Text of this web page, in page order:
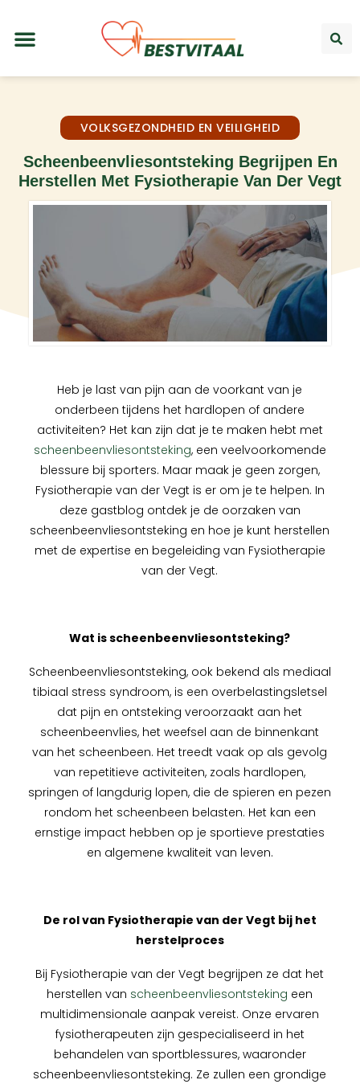
VOLKSGEZONDHEID EN VEILIGHEID
Scheenbeenvliesontsteking Begrijpen En
Herstellen Met Fysiotherapie Van Der Vegt
Heb je last van pijn aan de voorkant van je
onderbeen tijdens het hardlopen of andere
activiteiten? Het kan zijn dat je te maken hebt met
scheenbeenvliesontsteking, een veelvoorkomende
blessure bij sporters. Maar maak je geen zorgen,
Fysiotherapie van der Vegt is er om je te helpen. In
deze gastblog ontdek je de oorzaken van
scheenbeenvliesontsteking en hoe je kunt herstellen
met de expertise en begeleiding van Fysiotherapie
van der Vegt.
Wat is scheenbeenvliesontsteking?
Scheenbeenvliesontsteking, ook bekend als mediaal
tibiaal stress syndroom, is een overbelastingsletsel
dat pijn en ontsteking veroorzaakt aan het
scheenbeenvlies, het weefsel aan de binnenkant
van het scheenbeen. Het treedt vaak op als gevolg
van repetitieve activiteiten, zoals hardlopen,
springen of langdurig lopen, die de spieren en pezen
rondom het scheenbeen belasten. Het kan een
ernstige impact hebben op je sportieve prestaties
en algemene kwaliteit van leven.
De rol van Fysiotherapie van der Vegt bij het
herstelproces
Bij Fysiotherapie van der Vegt begrijpen ze dat het
herstellen van scheenbeenvliesontsteking een
multidimensionale aanpak vereist. Onze ervaren
fysiotherapeuten zijn gespecialiseerd in het
behandelen van sportblessures, waaronder
scheenbeenvliesontsteking. Ze zullen een grondige